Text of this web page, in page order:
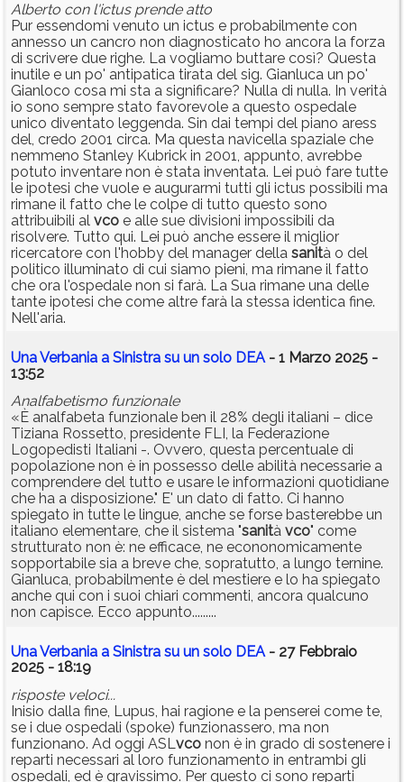
Alberto con l'ictus prende atto
Pur essendomi venuto un ictus e probabilmente con
annesso un cancro non diagnosticato ho ancora la forza
di scrivere due righe. La vogliamo buttare così? Questa
inutile e un po' antipatica tirata del sig. Gianluca un po'
Gianloco cosa mi sta a significare? Nulla di nulla. In verità
io sono sempre stato favorevole a questo ospedale
unico diventato leggenda. Sin dai tempi del piano aress
del, credo 2001 circa. Ma questa navicella spaziale che
nemmeno Stanley Kubrick in 2001, appunto, avrebbe
potuto inventare non è stata inventata. Lei può fare tutte
le ipotesi che vuole e augurarmi tutti gli ictus possibili ma
rimane il fatto che le colpe di tutto questo sono
attribuibili al vco e alle sue divisioni impossibili da
risolvere. Tutto qui. Lei può anche essere il miglior
ricercatore con l'hobby del manager della sanità o del
politico illuminato di cui siamo pieni, ma rimane il fatto
che ora l'ospedale non si farà. La Sua rimane una delle
tante ipotesi che come altre farà la stessa identica fine.
Nell'aria.
Una Verbania a Sinistra su un solo DEA- 1 Marzo 2025 -
13:52
Analfabetismo funzionale
«È analfabeta funzionale ben il 28% degli italiani – dice
Tiziana Rossetto, presidente FLI, la Federazione
Logopedisti Italiani -. Ovvero, questa percentuale di
popolazione non è in possesso delle abilità necessarie a
comprendere del tutto e usare le informazioni quotidiane
che ha a disposizione." E' un dato di fatto. Ci hanno
spiegato in tutte le lingue, anche se forse basterebbe un
italiano elementare, che il sistema "sanità vco" come
strutturato non è: ne efficace, ne econonomicamente
sopportabile sia a breve che, sopratutto, a lungo ternine.
Gianluca, probabilmente è del mestiere e lo ha spiegato
anche qui con i suoi chiari commenti, ancora qualcuno
non capisce. Ecco appunto.........
Una Verbania a Sinistra su un solo DEA- 27 Febbraio
2025 - 18:19
risposte veloci...
Inisio dalla fine, Lupus, hai ragione e la penserei come te,
se i due ospedali (spoke) funzionassero, ma non
funzionano. Ad oggi ASLvco non è in grado di sostenere i
reparti necessari al loro funzionamento in entrambi gli
ospedali, ed è gravissimo. Per questo ci sono reparti